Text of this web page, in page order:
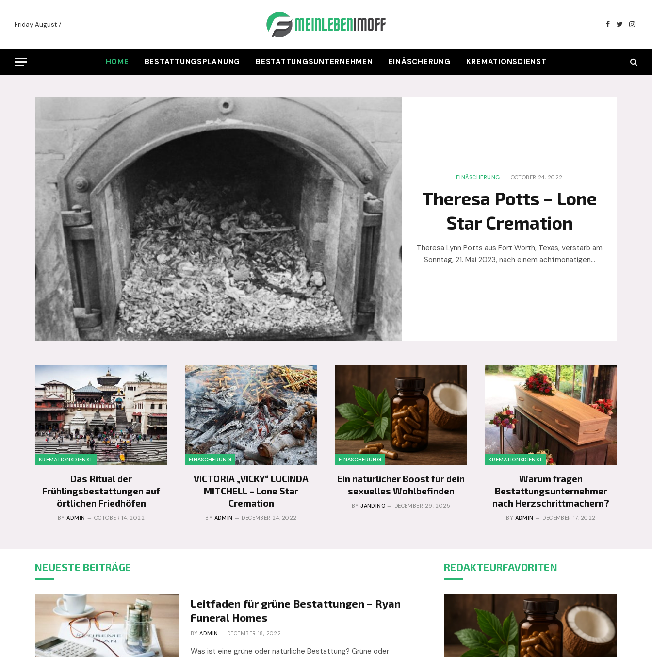
Friday, August 7 Facebook
Twitter
HOME BESTATTUNGSPLANUNG BESTATTUNGSUNTERNEHMEN EINÄSCHERUNG KREMATIONSDIENST
EINÄSCHERUNG OCTOBER 24, 2022
Theresa Potts – Lone
Star Cremation
Theresa Lynn Potts aus Fort Worth, Texas, verstarb am
Sonntag, 21. Mai 2023, nach einem achtmonatigen…
KREMATIONSDIENST
Das Ritual der
Frühlingsbestattungen auf
örtlichen Friedhöfen
BY ADMIN OCTOBER 14, 2022
EINÄSCHERUNG
VICTORIA „VICKY“ LUCINDA
MITCHELL – Lone Star
Cremation
BY ADMIN DECEMBER 24, 2022
EINÄSCHERUNG
Ein natürlicher Boost für dein
sexuelles Wohlbefinden
BY JANDINO DECEMBER 29, 2025
KREMATIONSDIENST
Warum fragen
Bestattungsunternehmer
nach Herzschrittmachern?
BY ADMIN DECEMBER 17, 2022
NEUESTE BEITRÄGE
Leitfaden für grüne Bestattungen – Ryan
Funeral Homes
BY ADMIN DECEMBER 18, 2022
Was ist eine grüne oder natürliche Bestattung? Grüne oder
REDAKTEURFAVORITEN